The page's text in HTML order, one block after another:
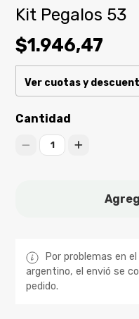
Kit Pegalos 53
$1.946,47
Ver cuotas y
Cantidad
1
Por problemas en
argentino, el envió se
pedido.